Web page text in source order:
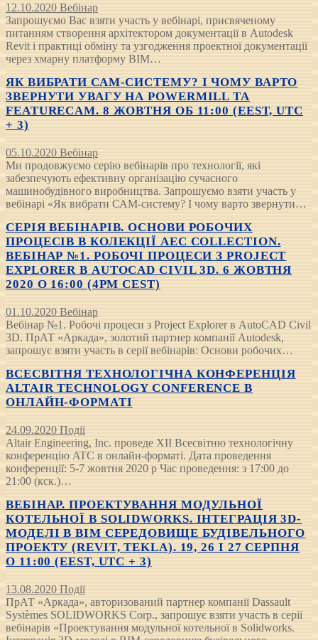
12.10.2020 Вебінар
Запрошуємо Вас взяти участь у вебінарі, присвяченому
питанням створення архітектором документації в Autodesk
Revit і практиці обміну та узгодження проектної документації
через хмарну платформу BIM…
ЯК ВИБРАТИ САМ-СИСТЕМУ? І ЧОМУ ВАРТО
ЗВЕРНУТИ УВАГУ НА POWERMILL ТА
FEATURECAM. 8 ЖОВТНЯ ОБ 11:00 (EEST, UTC
+ 3)
05.10.2020 Вебінар
Ми продовжуємо серію вебінарів про технології, які
забезпечують ефективну організацію сучасного
машинобудівного виробництва. Запрошуємо взяти участь у
вебінарі «Як вибрати САМ-систему? І чому варто звернути…
СЕРІЯ ВЕБІНАРІВ. ОСНОВИ РОБОЧИХ
ПРОЦЕСІВ В КОЛЕКЦІЇ AEC COLLECTION.
ВЕБІНАР №1. РОБОЧІ ПРОЦЕСИ З PROJECT
EXPLORER В AUTOCAD CIVIL 3D. 6 ЖОВТНЯ
2020 О 16:00 (4PM CEST)
01.10.2020 Вебінар
Вебінар №1. Робочі процеси з Project Explorer в AutoCAD Civil
3D. ПрАТ «Аркада», золотий партнер компанії Autodesk,
запрошує взяти участь в серії вебінарів: Основи робочих…
ВСЕСВІТНЯ ТЕХНОЛОГІЧНА КОНФЕРЕНЦІЯ
ALTAIR TECHNOLOGY CONFERENCE В
ОНЛАЙН-ФОРМАТІ
24.09.2020 Події
Altair Engineering, Inc. проведе XII Всесвітню технологічну
конференцію ATC в онлайн-форматі. Дата проведення
конференції: 5-7 жовтня 2020 р Час проведення: з 17:00 до
21:00 (кск.)…
ВЕБІНАР. ПРОЕКТУВАННЯ МОДУЛЬНОЇ
КОТЕЛЬНОЇ В SOLIDWORKS. ІНТЕГРАЦІЯ 3D-
МОДЕЛІ В BIM СЕРЕДОВИЩЕ БУДІВЕЛЬНОГО
ПРОЕКТУ (REVIT, TEKLA). 19, 26 І 27 СЕРПНЯ
О 11:00 (EEST, UTC + 3)
13.08.2020 Події
ПрАТ «Аркада», авторизований партнер компанії Dassault
Systèmes SOLIDWORKS Corp., запрошує взяти участь в серії
вебінарів «Проектування модульної котельної в Solidworks.